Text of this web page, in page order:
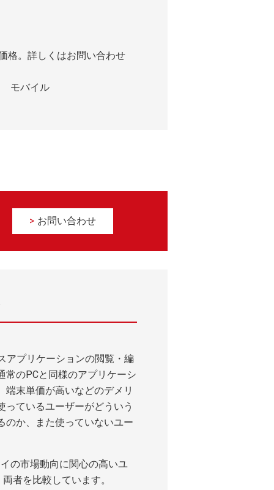
格。詳しくはお問い合わせ
モバイル
お問い合わせ
アプリケーションの閲覧・編
常のPCと同様のアプリケーシ
末単価が高いなどのデメリ
ているユーザーがどういう
のか、また使っていないユー
の市場動向に関心の高いユ
者を比較しています。